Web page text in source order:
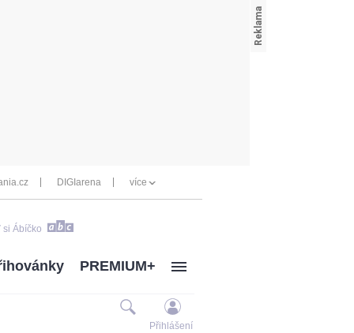
DIGIarena více
si Ábíčko
PREMIUM+
Přihlášení